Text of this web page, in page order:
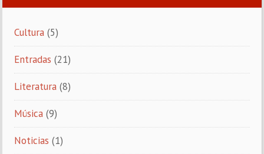
Cultura (5)
Entradas (21)
Literatura (8)
Música (9)
Noticias (1)